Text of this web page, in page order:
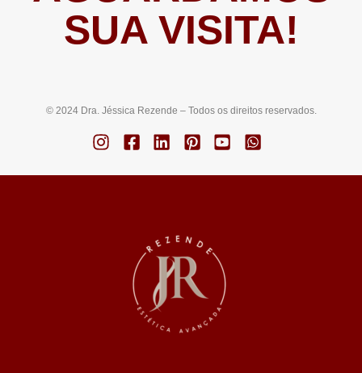
SUA VISITA!
© 2024 Dra. Jéssica Rezende – Todos os direitos reservados.